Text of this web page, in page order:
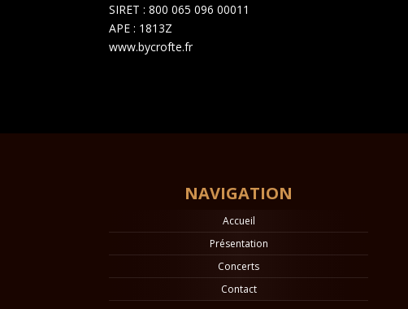
SIRET : 800 065 096 00011
APE : 1813Z
www.bycrofte.fr
NAVIGATION
Accueil
Présentation
Concerts
Contact